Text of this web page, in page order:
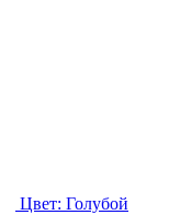
Цвет: Голубой